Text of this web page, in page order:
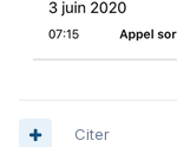
Citer